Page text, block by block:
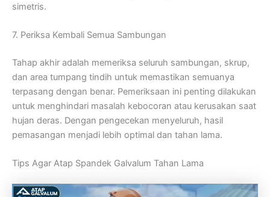
simetris.
7. Periksa Kembali Semua Sambungan
Tahap akhir adalah memeriksa seluruh sambungan, skrup,
dan area tumpang tindih untuk memastikan semuanya
terpasang dengan benar. Pemeriksaan ini penting dilakukan
untuk menghindari masalah kebocoran atau kerusakan saat
hujan deras. Dengan pengecekan menyeluruh, hasil
pemasangan menjadi lebih optimal dan tahan lama.
Tips Agar Atap Spandek Galvalum Tahan Lama